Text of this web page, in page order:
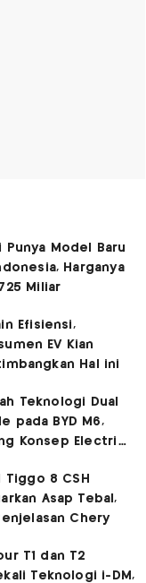
Punya Model Baru
Harganya
Miliar
Efisiensi,
EV Kian
Hal ini
Teknologi Dual
pada BYD M6,
Konsep Electric
Tiggo 8 CSH
Asap Tebal,
Chery
T1 dan T2
Teknologi i-DM,